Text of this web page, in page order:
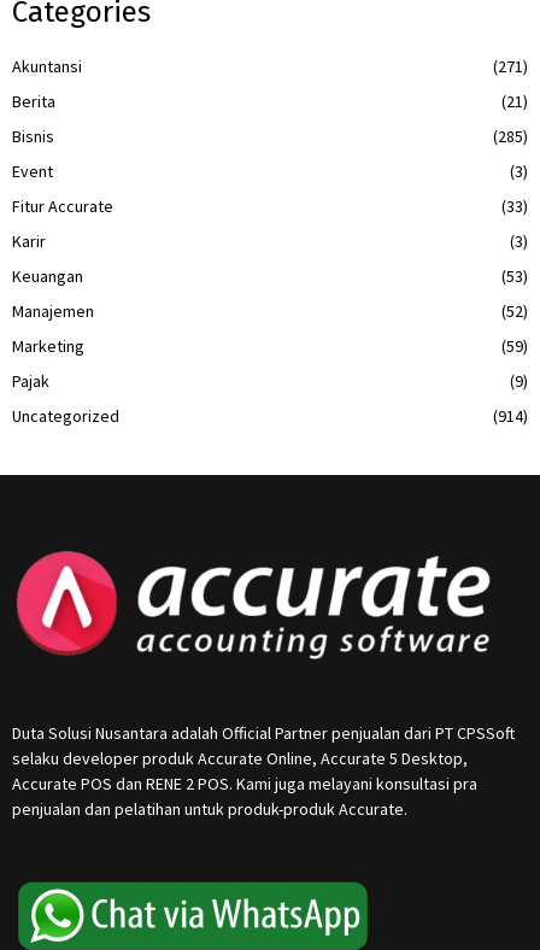
Categories
Akuntansi
(271)
Berita
(21)
Bisnis
(285)
Event
(3)
Fitur Accurate
(33)
Karir
(3)
Keuangan
(53)
Manajemen
(52)
Marketing
(59)
Pajak
(9)
Uncategorized
(914)
Duta Solusi Nusantara adalah Official Partner penjualan dari PT CPSSoft
selaku developer produk Accurate Online, Accurate 5 Desktop,
Accurate POS dan RENE 2 POS. Kami juga melayani konsultasi pra
penjualan dan pelatihan untuk produk-produk Accurate.